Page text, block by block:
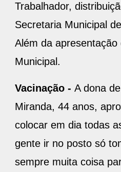
Trabalhador,
Secretaria Municipal
Além da
Municipal.
Vacinação - A dona
Miranda, 44 anos,
colocar em dia todas
gente ir no posto só
sempre muita coisa